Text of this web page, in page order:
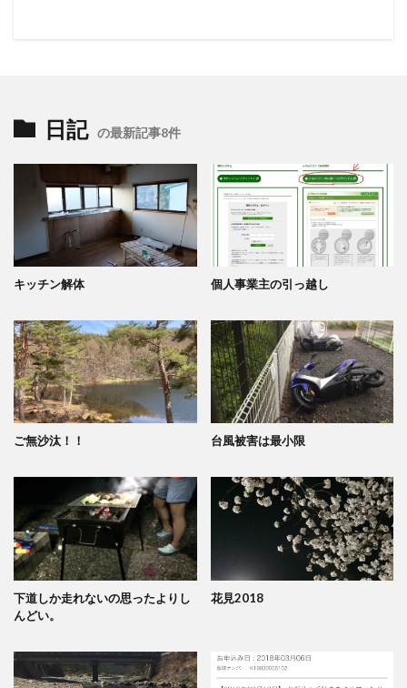
日記 の最新記事8件
キッチン解体 個人事業主の引っ越し
ご無沙汰！！ 台風被害は最小限
下道しか走れないの思ったよりし
んどい。
花見2018